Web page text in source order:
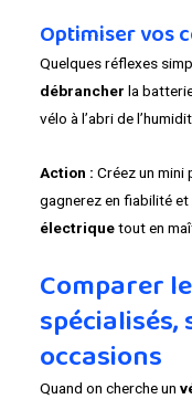
Optimiser vos
Quelques réflexes
débrancher la
vélo à l’abri de
Action : Créez un mini
gagnerez en fiabilité
électriquetout en
Comparer
spécialisés,
occasions
Quand on cherche un